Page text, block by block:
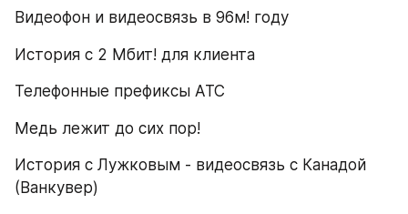
Видеофон и видеосвязь в 96м! году
История с 2 Мбит! для клиента
Телефонные префиксы АТС
Медь лежит до сих пор!
История с Лужковым - видеосвязь с Канадой
(Ванкувер)